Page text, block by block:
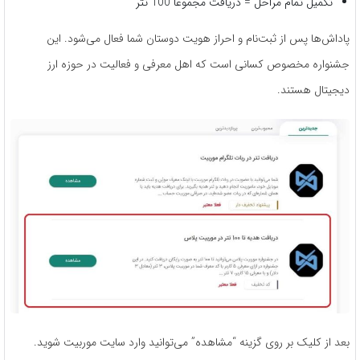
پاداش‌ها پس از ثبت‌نام و احراز هویت دوستان شما فعال می‌شود. این
جشنواره مخصوص کسانی است که اهل معرفی و فعالیت در حوزه ارز
دیجیتال هستند.
بعد از کلیک بر روی گزینه “مشاهده” می‌توانید وارد سایت موربیت شوید.